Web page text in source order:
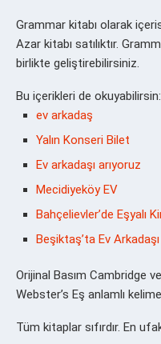
Grammar kitabı olarak
Azar kitabı satılıktır.
birlikte geliştirebilirsiniz.
Bu içerikleri de okuyabilirsin:
ev arkadaş
Yalın Konseri Bilet
Ev arkadaşı arıyoruz
Mecidiyeköy EV
Bahçelievler’de Eşyalı
Beşiktaş’ta Ev
Orijinal Basım Cambridge
Webster’s Eş anlamlı
Tüm kitaplar sıfırdır. En